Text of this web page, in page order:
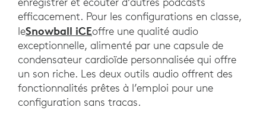
efficacement. Pour les configurations en classe,
leSnowball iCEoffre une qualité audio
exceptionnelle, alimenté par une capsule de
condensateur cardioïde personnalisée qui offre
un son riche. Les deux outils audio offrent des
fonctionnalités prêtes à l’emploi pour une
configuration sans tracas.